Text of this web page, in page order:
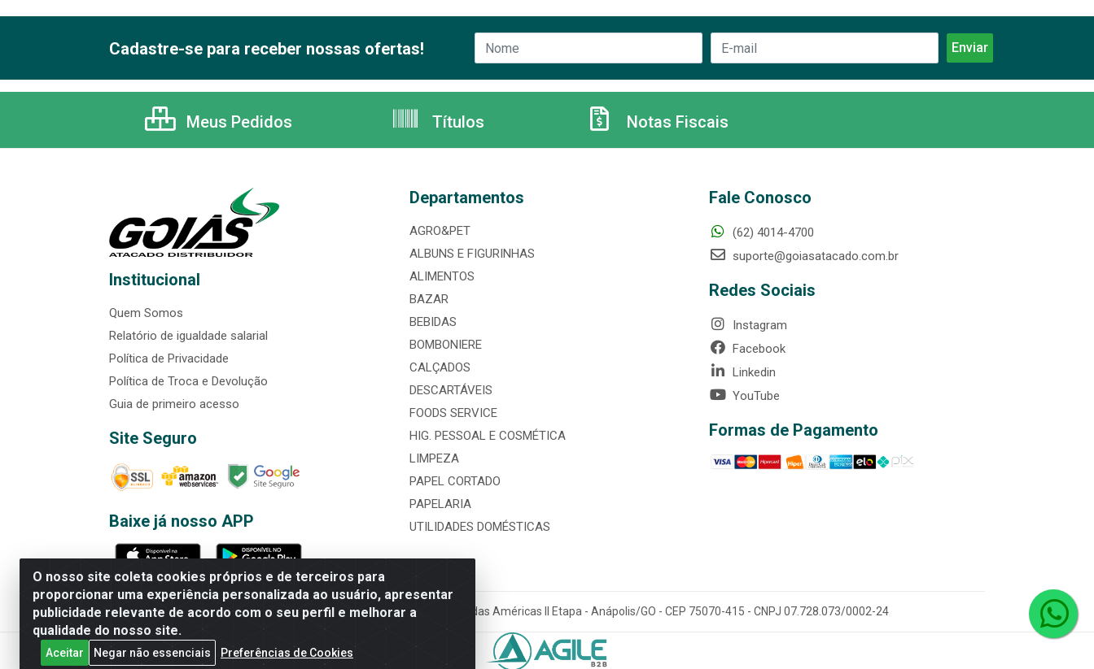
O nosso site coleta cookies próprios e de terceiros para
proporcionar uma experiência personalizada ao usuário, apresentar
publicidade relevante de acordo com o seu perfil e melhorar a
qualidade do nosso site.
Aceitar Negar não essenciais Preferências de Cookies
Cadastre-se para receber nossas ofertas!
Meus Pedidos Títulos Notas Fiscais
Institucional
Quem Somos
Relatório de igualdade salarial
Política de Privacidade
Política de Troca e Devolução
Guia de primeiro acesso
Site Seguro
Baixe já nosso APP
Departamentos
AGRO&PET
ALBUNS E FIGURINHAS
ALIMENTOS
BAZAR
BEBIDAS
BOMBONIERE
CALÇADOS
DESCARTÁVEIS
FOODS SERVICE
HIG. PESSOAL E COSMÉTICA
LIMPEZA
PAPEL CORTADO
PAPELARIA
UTILIDADES DOMÉSTICAS
Fale Conosco
(62) 4014-4700
suporte@goiasatacado.com.br
Redes Sociais
Instagram
Facebook
Linkedin
YouTube
Formas de Pagamento
Rede Brasil - Avenida Universitária, nº 3860, Jardim das Américas II Etapa - Anápolis/GO - CEP 75070-415 - CNPJ 07.728.073/0002-24